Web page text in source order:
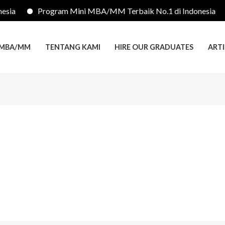
Program Mini MBA/MM Terbaik No.1 di Indonesia
MM TENTANG KAMI HIRE OUR GRADUATES